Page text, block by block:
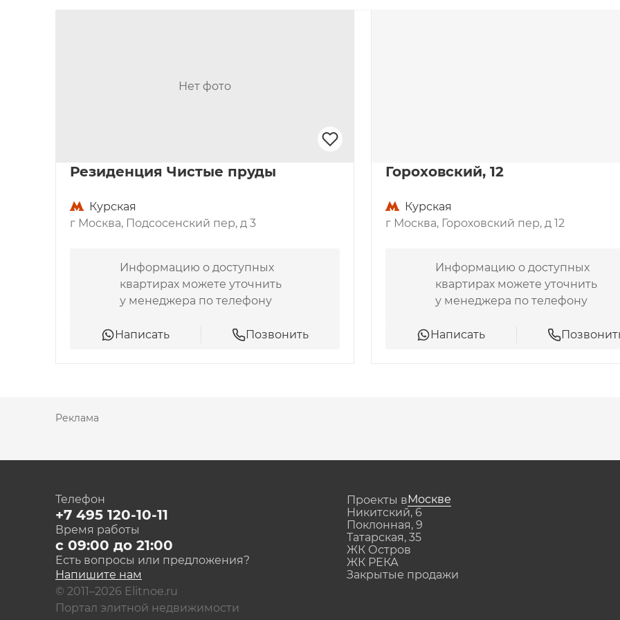
круглосуточная система безопасности. Покупка или аренда квартир в жилом
Инфраструктура и окружение
большой площадью – два гектара. Внутри двора расположены детские и
спортивные площадки, прогулочные зоны. Также есть аптеки, отделения
В Бассманном районе сосредоточена престижная недвижимость Москвы,
поэтому хорошо продумана и развита окружающая инфраструктура. В пяти
минутах ходьбы от ЖК «Каскад» расположен Лефортовский парк, от него на
расстоянии 300 метров протекает река Яуза. Это отличное место для отдыха
всей семьей. До ближайшей станции метро «Курская» всего 1 км. На
Нет фото
Резиденция Чистые пруды
Курская
г Москва, Подсосенский пер, д 3
Информацию о доступных
квартирах можете уточнить
у менеджера по телефону
Написать Позвонить
Гороховский, 12
Курская
г Москва, Гороховский пер, д 12
Информацию о доступных
квартирах можете уточнить
у менеджера по телефону
Написать
Реклама
Телефон
+7 495 120-10-11
Время работы
с 09:00 до 21:00
Есть вопросы или предложения?
Напишите нам
© 2011–2026 Elitnoe.ru
Портал элитной недвижимости
Проекты вМоскве
Никитский, 6
Поклонная, 9
Татарская, 35
ЖК Остров
ЖК РЕКА
Закрытые продажи